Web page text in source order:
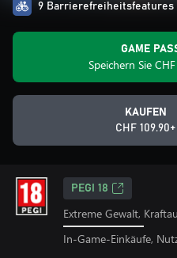
9 Barrierefreiheitsfeatures
GAME
Speichern Sie
KAUFEN
CHF 109.90+
PEGI 18
Extreme Gewalt,
In-Game-Einkäufe,